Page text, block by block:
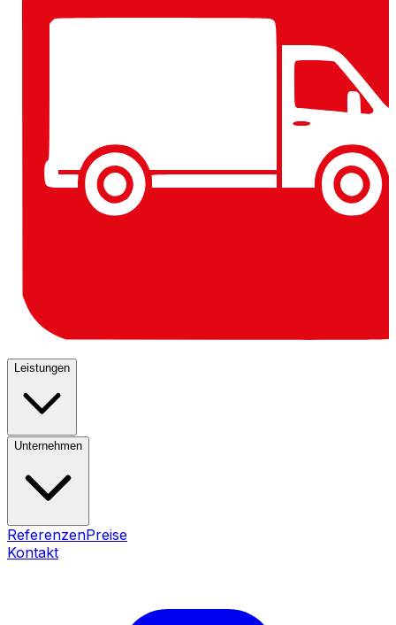
Leistungen
Unternehmen
ReferenzenPreise
Kontakt